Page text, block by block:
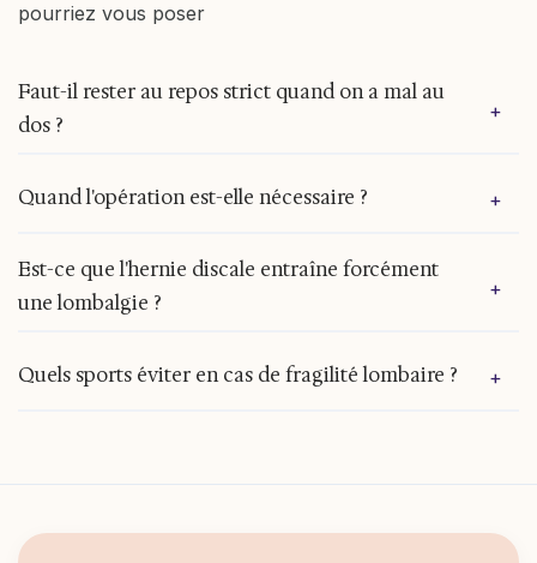
pourriez vous poser
Faut-il rester au repos strict quand on a mal au
dos ?
+
Non, le repos prolongé au lit est déconseillé car il
affaiblit les muscles. Il est recommandé de
reprendre ses activités habituelles le plus tôt
possible.
Quand l'opération est-elle nécessaire ? +
La chirurgie est très rare pour une lombalgie
commune. Elle est réservée aux cas de
compression nerveuse grave ou d'échec total
Est-ce que l'hernie discale entraîne forcément
une lombalgie ?
+
Non. De nombreuses personnes vivent avec une
hernie discale sans jamais ressentir de douleur.
Quels sports éviter en cas de fragilité lombaire ? +
pratiquées avec prudence et une technique